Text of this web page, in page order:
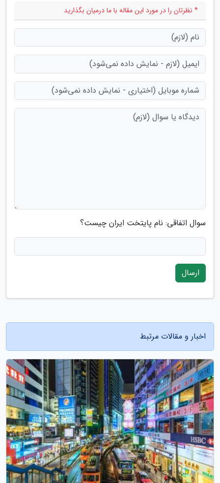
* نظرتان را در مورد این مقاله با ما درمیان بگذارید
سوال اتفاقی: نام پایتخت ایران چیست؟
ارسال
اخبار و مقالات مرتبط